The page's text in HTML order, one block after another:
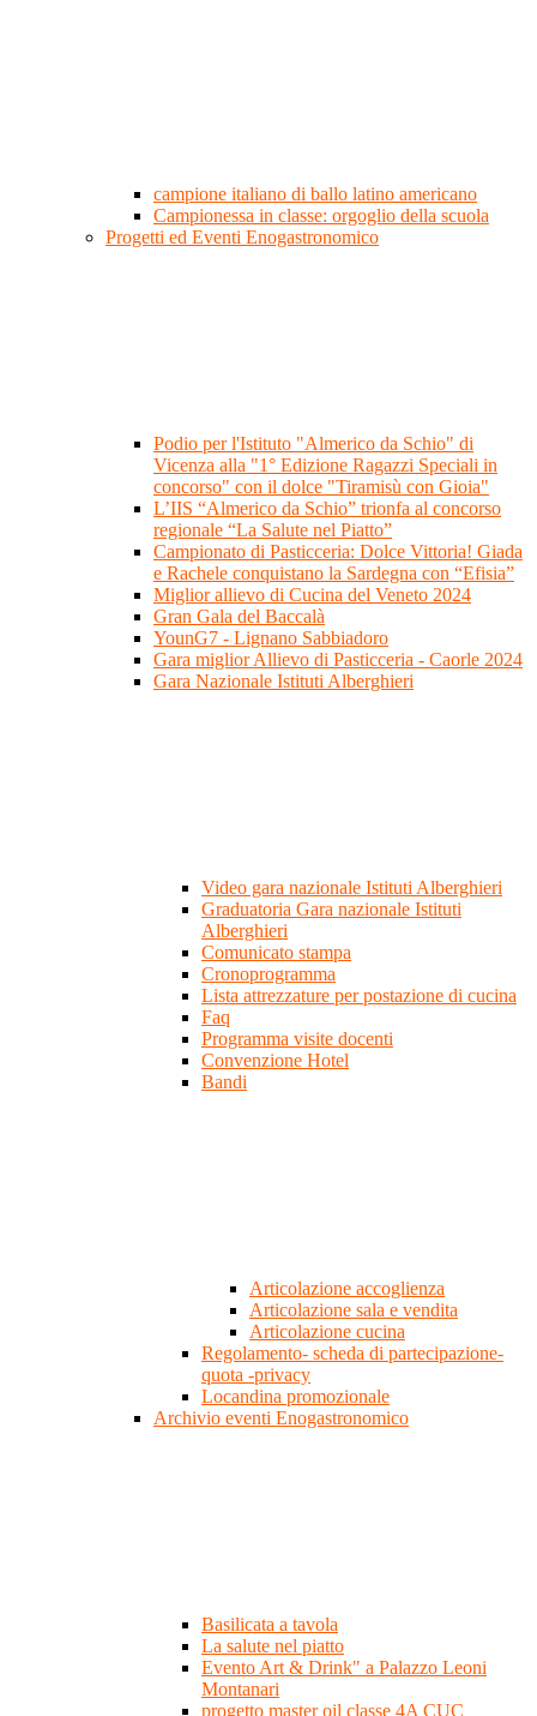
campione italiano di ballo latino americano
Campionessa in classe: orgoglio della scuola
Progetti ed Eventi Enogastronomico
Podio per l'Istituto "Almerico da Schio" di
Vicenza alla "1° Edizione Ragazzi Speciali in
concorso" con il dolce "Tiramisù con Gioia"
L’IIS “Almerico da Schio” trionfa al concorso
regionale “La Salute nel Piatto”
Campionato di Pasticceria: Dolce Vittoria! Giada
e Rachele conquistano la Sardegna con “Efisia”
Miglior allievo di Cucina del Veneto 2024
Gran Gala del Baccalà
YounG7 - Lignano Sabbiadoro
Gara miglior Allievo di Pasticceria - Caorle 2024
Gara Nazionale Istituti Alberghieri
Video gara nazionale Istituti Alberghieri
Graduatoria Gara nazionale Istituti
Alberghieri
Comunicato stampa
Cronoprogramma
Lista attrezzature per postazione di cucina
Faq
Programma visite docenti
Convenzione Hotel
Bandi
Articolazione accoglienza
Articolazione sala e vendita
Articolazione cucina
Regolamento- scheda di partecipazione-
quota -privacy
Locandina promozionale
Archivio eventi Enogastronomico
Basilicata a tavola
La salute nel piatto
Evento Art & Drink" a Palazzo Leoni
Montanari
progetto master oil classe 4A CUC